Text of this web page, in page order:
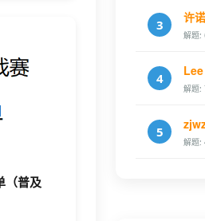
（普及
3 许诺
解题:
4 Lee
解题:
5
解题: